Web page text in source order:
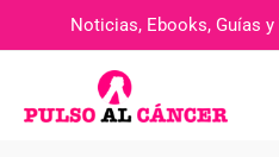
Noticias, Ebooks, Guías